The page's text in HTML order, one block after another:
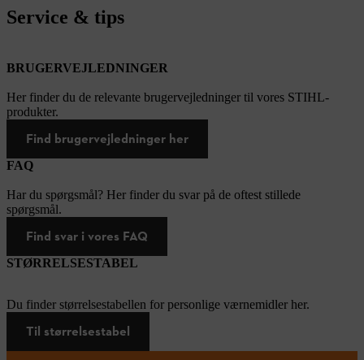
Service & tips
BRUGERVEJLEDNINGER
Her finder du de relevante brugervejledninger til vores STIHL-
produkter.
Find brugervejledninger her
FAQ
Har du spørgsmål? Her finder du svar på de oftest stillede
spørgsmål.
Find svar i vores FAQ
STØRRELSESTABEL
Du finder størrelsestabellen for personlige værnemidler her.
Til størrelsestabel